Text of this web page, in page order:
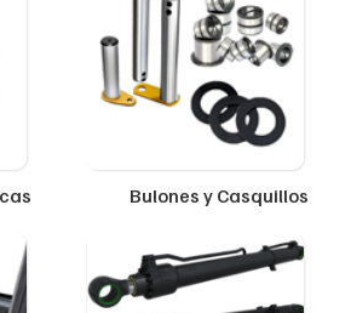
Bulones y Casquillos